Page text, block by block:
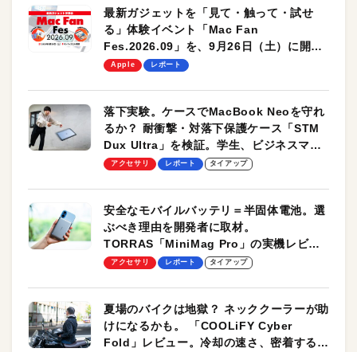
最新ガジェットを「見て・触って・試せ
る」体験イベント「Mac Fan
Fes.2026.09」を、9月26日（土）に開催
します！
Apple レポート
落下実験。ケースでMacBook Neoを守れ
るか？ 耐衝撃・対落下保護ケース「STM
Dux Ultra」を検証。学生、ビジネスマン
のモバイルユースに最適！
アクセサリ レポート タイアップ
安全なモバイルバッテリ＝半固体電池。選
ぶべき理由を開発者に取材。
TORRAS「MiniMag Pro」の実機レビュ
ーも
アクセサリ レポート タイアップ
夏場のバイクは地獄？ ネッククーラーが助
けになるかも。 「COOLiFY Cyber
Fold」レビュー。冷却の速さ、密着する冷